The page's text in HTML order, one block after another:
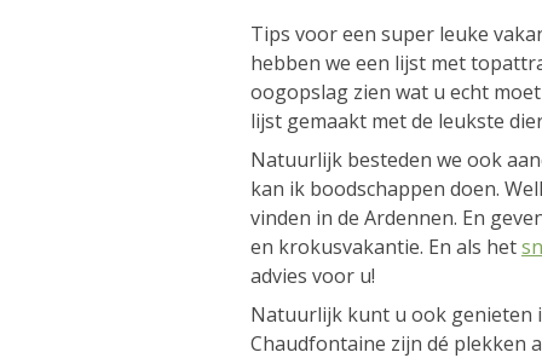
Tips voor een super leuke
hebben we een lijst met
oogopslag zien wat u echt
lijst gemaakt met de leukste
Natuurlijk besteden we ook
kan ik boodschappen doen.
vinden in de Ardennen. En
en krokusvakantie. En als het
advies voor u!
Natuurlijk kunt u ook genieten
Chaudfontaine zijn dé plekken